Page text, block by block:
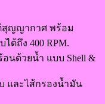
สุญญากาศ พร้อม
ด้ถึง 400 RPM.
นด้วยน้ำ แบบ Shell &
และไส้กรองน้ำมัน